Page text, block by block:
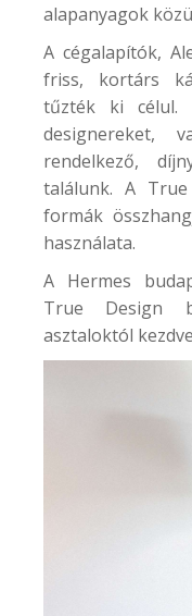
alapanyagok
A cégalapítók,
friss, kortárs
tűzték ki célul.
designereket,
rendelkező,
találunk. A
formák
használata.
A Hermes
True Design
asztaloktól